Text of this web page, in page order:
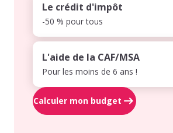
Le crédit d'impôt
-50 % pour tous
L'aide de la CAF/MSA
Pour les moins de 6 ans !
Calculer mon budget